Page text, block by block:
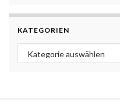
KATEGORIEN
Kategorien